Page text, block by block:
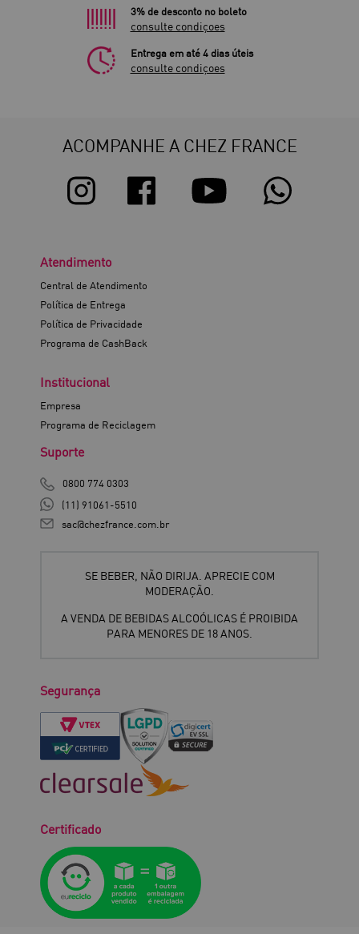
3% de desconto no boleto
consulte condiçoes
Entrega em até 4 dias úteis
consulte condiçoes
ACOMPANHE A CHEZ FRANCE
Atendimento
Central de Atendimento
Política de Entrega
Política de Privacidade
Programa de CashBack
Institucional
Empresa
Programa de Reciclagem
Suporte
0800 774 0303
(11) 91061-5510
sac@chezfrance.com.br
SE BEBER, NÃO DIRIJA. APRECIE COM
MODERAÇÃO.
A VENDA DE BEBIDAS ALCOÓLICAS É PROIBIDA
PARA MENORES DE 18 ANOS.
Segurança
Certificado